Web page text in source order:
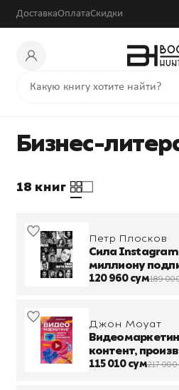
ДоставкаОплатаСкидки
Бизнес-
18 книг
Петр Плосков
Сила
миллиону
120 960 сум189
Джон Моуат
контент,
115 010 сум217 000